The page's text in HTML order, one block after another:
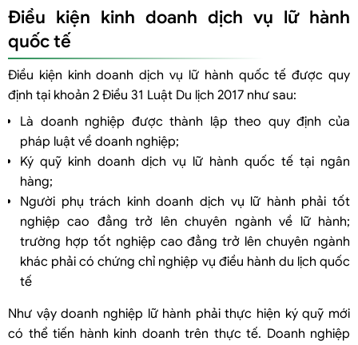
Mẫu Giấy chứng nhận tiền ký quỹ tại Ngân hàng
Trường hợp sử dụng tiền ký quỹ kinh doanh lữ hành quốc tế
Thủ tục rút tiền ký quỹ sử dụng
Doanh nghiệp yêu cầu hoàn trả tiền ký quỹ
Điều kiện kinh doanh dịch vụ lữ hành
quốc tế
Điều kiện kinh doanh dịch vụ lữ hành quốc tế được quy
định tại khoản 2 Điều 31 Luật Du lịch 2017 như sau:
Là doanh nghiệp được thành lập theo quy định của
pháp luật về doanh nghiệp;
Ký quỹ kinh doanh dịch vụ lữ hành quốc tế tại ngân
hàng;
Người phụ trách kinh doanh dịch vụ lữ hành phải tốt
nghiệp cao đẳng trở lên chuyên ngành về lữ hành;
trường hợp tốt nghiệp cao đẳng trở lên chuyên ngành
khác phải có chứng chỉ nghiệp vụ điều hành du lịch quốc
tế
Như vậy doanh nghiệp lữ hành phải thực hiện ký quỹ mới
có thể tiến hành kinh doanh trên thực tế. Doanh nghiệp